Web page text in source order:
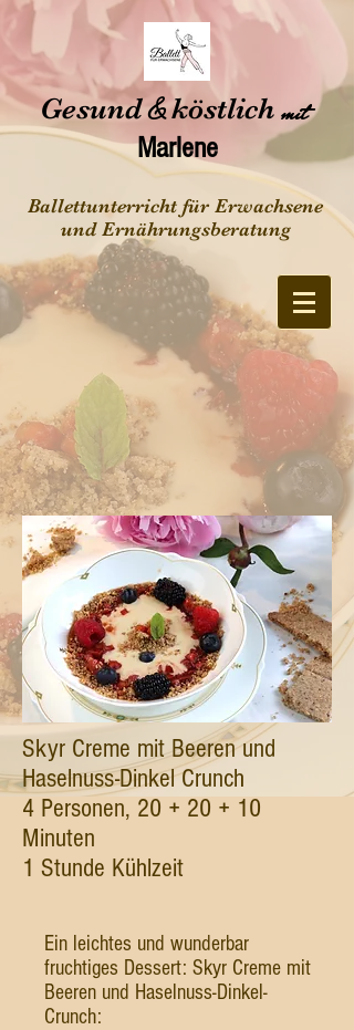
Gesund&köstlichmit
Marlene
Ballettunterricht für Erwachsene
und Ernährungsberatung
Skyr Creme mit Beeren und
Haselnuss-Dinkel Crunch
4 Personen, 20 + 20 + 10
Minuten
1 Stunde Kühlzeit
Ein leichtes und wunderbar
fruchtiges Dessert: Skyr Creme mit
Beeren und Haselnuss-Dinkel-
Crunch: